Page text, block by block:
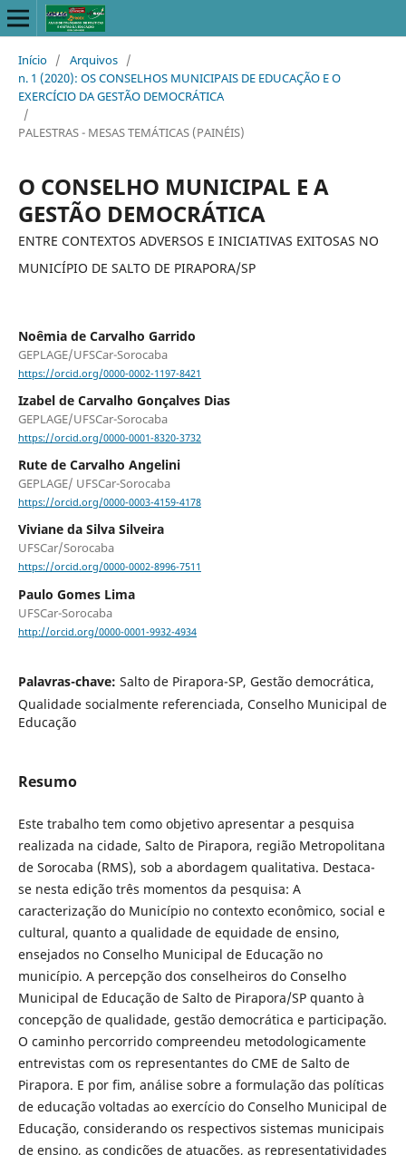
Início / Arquivos /
n. 1 (2020): OS CONSELHOS MUNICIPAIS DE EDUCAÇÃO E O
EXERCÍCIO DA GESTÃO DEMOCRÁTICA
/
PALESTRAS - MESAS TEMÁTICAS (PAINÉIS)
O CONSELHO MUNICIPAL E A
GESTÃO DEMOCRÁTICA
ENTRE CONTEXTOS ADVERSOS E INICIATIVAS EXITOSAS NO
MUNICÍPIO DE SALTO DE PIRAPORA/SP
Noêmia de Carvalho Garrido
GEPLAGE/UFSCar-Sorocaba
https://orcid.org/0000-0002-1197-8421
Izabel de Carvalho Gonçalves Dias
GEPLAGE/UFSCar-Sorocaba
https://orcid.org/0000-0001-8320-3732
Rute de Carvalho Angelini
GEPLAGE/ UFSCar-Sorocaba
https://orcid.org/0000-0003-4159-4178
Viviane da Silva Silveira
UFSCar/Sorocaba
https://orcid.org/0000-0002-8996-7511
Paulo Gomes Lima
UFSCar-Sorocaba
http://orcid.org/0000-0001-9932-4934
Palavras-chave: Salto de Pirapora-SP, Gestão democrática,
Qualidade socialmente referenciada, Conselho Municipal de
Educação
Resumo
Este trabalho tem como objetivo apresentar a pesquisa
realizada na cidade, Salto de Pirapora, região Metropolitana
de Sorocaba (RMS), sob a abordagem qualitativa. Destaca-
se nesta edição três momentos da pesquisa: A
caracterização do Município no contexto econômico, social e
cultural, quanto a qualidade de equidade de ensino,
ensejados no Conselho Municipal de Educação no
município. A percepção dos conselheiros do Conselho
Municipal de Educação de Salto de Pirapora/SP quanto à
concepção de qualidade, gestão democrática e participação.
O caminho percorrido compreendeu metodologicamente
entrevistas com os representantes do CME de Salto de
Pirapora. E por fim, análise sobre a formulação das políticas
de educação voltadas ao exercício do Conselho Municipal de
Educação, considerando os respectivos sistemas municipais
de ensino, as condições de atuações, as representatividades